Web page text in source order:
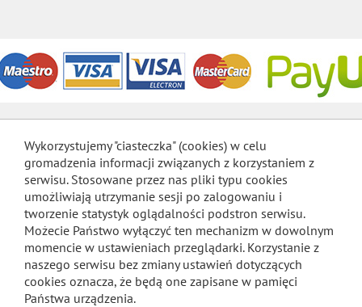
Wykorzystujemy "ciasteczka" (cookies) w celu
gromadzenia informacji związanych z korzystaniem z
serwisu. Stosowane przez nas pliki typu cookies
umożliwiają utrzymanie sesji po zalogowaniu i
tworzenie statystyk oglądalności podstron serwisu.
Możecie Państwo wyłączyć ten mechanizm w dowolnym
momencie w ustawieniach przeglądarki. Korzystanie z
naszego serwisu bez zmiany ustawień dotyczących
cookies oznacza, że będą one zapisane w pamięci
Państwa urządzenia.